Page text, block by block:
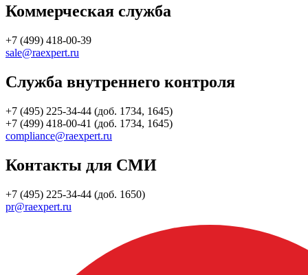
Коммерческая служба
+7 (499) 418-00-39
sale@raexpert.ru
Служба внутреннего контроля
+7 (495) 225-34-44 (доб. 1734, 1645)
+7 (499) 418-00-41 (доб. 1734, 1645)
compliance@raexpert.ru
Контакты для СМИ
+7 (495) 225-34-44 (доб. 1650)
pr@raexpert.ru